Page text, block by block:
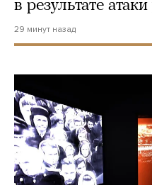
в результате
29 минут назад